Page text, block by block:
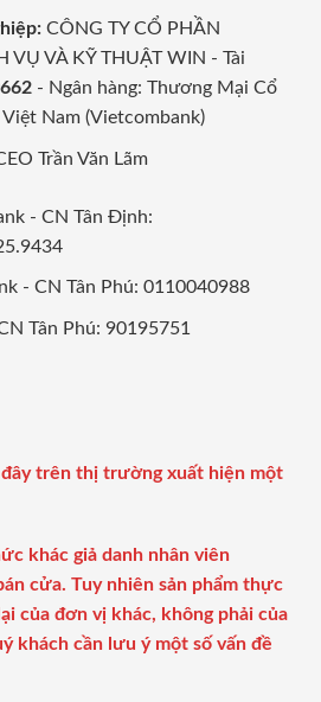
CÔNG TY CỔ PHẦN
VỤ VÀ KỸ THUẬT WIN - Tài
- Ngân hàng: Thương Mại Cổ
Nam (Vietcombank)
Trần Văn Lãm
- CN Tân Định:
- CN Tân Phú: 0110040988
Tân Phú: 90195751
đây trên thị trường xuất hiện một
khác giả danh nhân viên
cửa. Tuy nhiên sản phẩm thực
của đơn vị khác, không phải của
khách cần lưu ý một số vấn đề